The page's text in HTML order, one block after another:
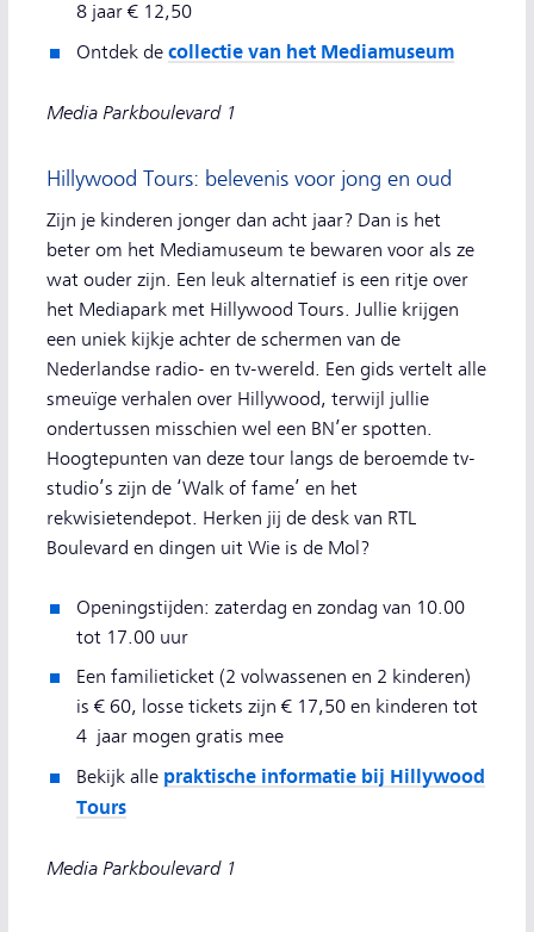
8 jaar € 12,50
Ontdek de collectie van het Mediamuseum
Media Parkboulevard 1
Hillywood Tours: belevenis voor jong en oud
Zijn je kinderen jonger dan acht jaar? Dan is het
beter om het Mediamuseum te bewaren voor als ze
wat ouder zijn. Een leuk alternatief is een ritje over
het Mediapark met Hillywood Tours. Jullie krijgen
een uniek kijkje achter de schermen van de
Nederlandse radio- en tv-wereld. Een gids vertelt alle
smeuïge verhalen over Hillywood, terwijl jullie
ondertussen misschien wel een BN’er spotten.
Hoogtepunten van deze tour langs de beroemde tv-
studio’s zijn de ‘Walk of fame’ en het
rekwisietendepot. Herken jij de desk van RTL
Boulevard en dingen uit Wie is de Mol?
Openingstijden: zaterdag en zondag van 10.00
tot 17.00 uur
Een familieticket (2 volwassenen en 2 kinderen)
is € 60, losse tickets zijn € 17,50 en kinderen tot
4 jaar mogen gratis mee
Bekijk alle praktische informatie bij Hillywood
Tours
Media Parkboulevard 1